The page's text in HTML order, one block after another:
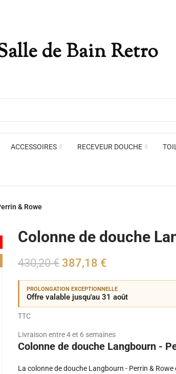
de Bain Retro
ACCESSOIRES RECEVEUR DOUCHE
spots et pendants
la marque →
& Rowe
Colonne de douche
430,20 € 387,18 €
PROLONGATION EXCEPTIONNELLE
Offre valable jusqu'au 31 août
TTC
Livraison entre 4 et 6 semaines
Colonne de douche Langbourn -
La colonne de douche Langbourn - Perrin &